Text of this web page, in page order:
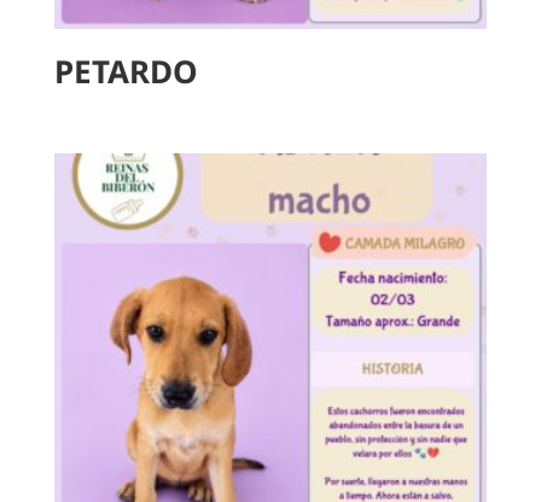
PETARDO